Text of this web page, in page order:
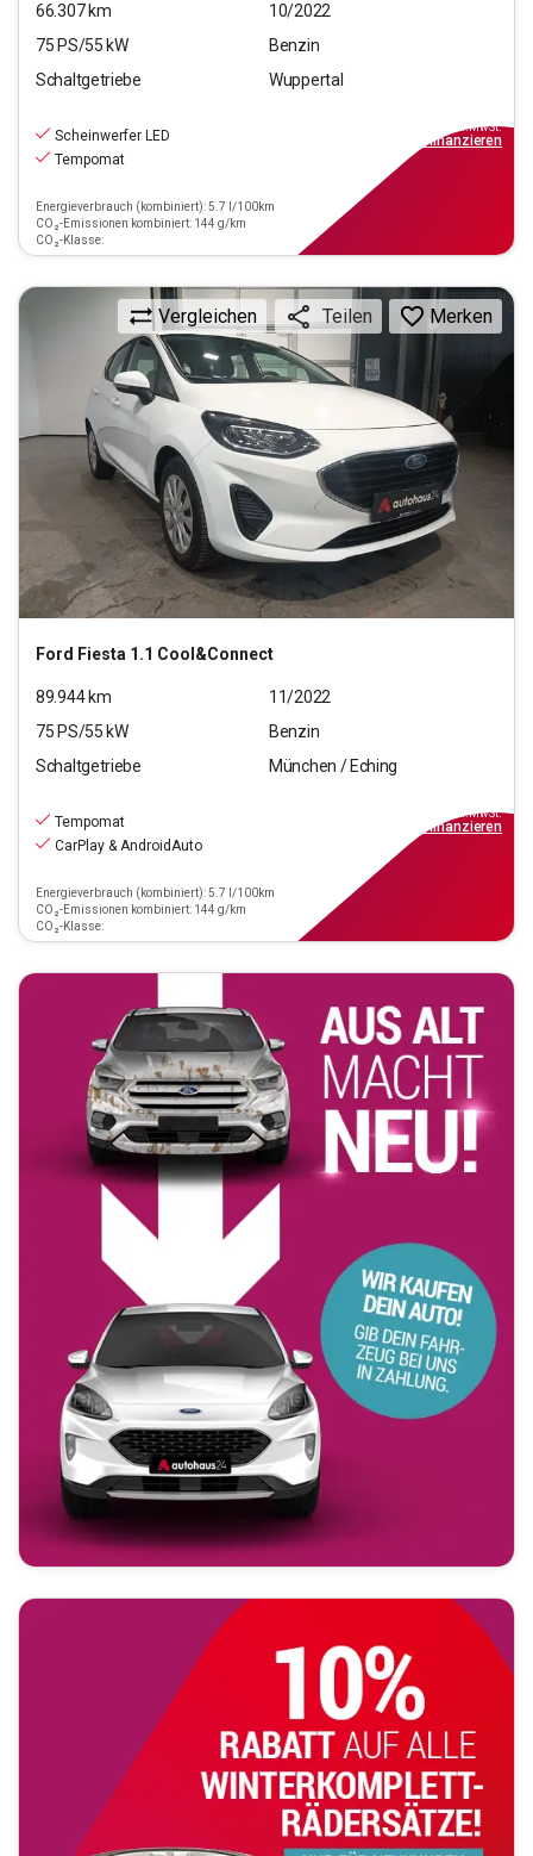
66.307km
10/2022
75 PS/55 kW
Benzin
Schaltgetriebe
Wuppertal
Scheinwerfer LED
Tempomat
Energieverbrauch (kombiniert): 5.7 l/100km
CO₂-Emissionen kombiniert: 144 g/km
CO₂-Klasse:
inkl.MwSt.
finanzieren
Ford Fiesta 1.1 Cool&Connect
Vergleichen Teilen Merken
89.944km
11/2022
75 PS/55 kW
Benzin
Schaltgetriebe
München / Eching
Tempomat
CarPlay & AndroidAuto
Energieverbrauch (kombiniert): 5.7 l/100km
CO₂-Emissionen kombiniert: 144 g/km
CO₂-Klasse:
inkl.MwSt.
finanzieren